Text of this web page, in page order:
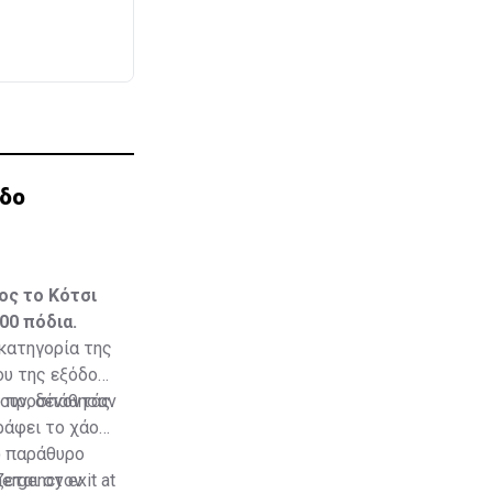
το Κότσι
πόδια.
της
της εξόδου
προσπάθησαν
δένοντάς
το χάος
παράθυρο
στονexit at